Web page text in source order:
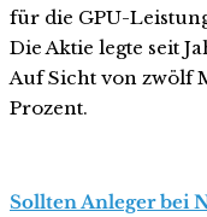
für die GPU-
Die Aktie legte seit
Auf Sicht von zwölf
Prozent.
Sollten Anleger bei